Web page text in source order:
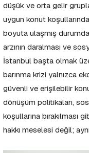
düşük ve orta gelir
uygun konut
boyuta ulaşmış
arzının daralması ve
İstanbul başta olmak
barınma krizi yalnızca
güvenli ve erişilebilir
dönüşüm politikaları,
koşullarına bırakılması
hakkı meselesi değil;